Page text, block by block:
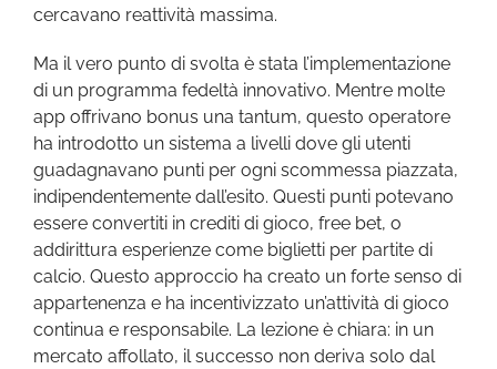
cercavano reattività massima.
Ma il vero punto di svolta è stata l’implementazione
di un programma fedeltà innovativo. Mentre molte
app offrivano bonus una tantum, questo operatore
ha introdotto un sistema a livelli dove gli utenti
guadagnavano punti per ogni scommessa piazzata,
indipendentemente dall’esito. Questi punti potevano
essere convertiti in crediti di gioco, free bet, o
addirittura esperienze come biglietti per partite di
calcio. Questo approccio ha creato un forte senso di
appartenenza e ha incentivizzato un’attività di gioco
continua e responsabile. La lezione è chiara: in un
mercato affollato, il successo non deriva solo dal